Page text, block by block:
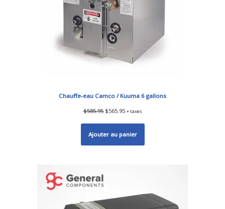
Chauffe-eau Camco / Kuuma 6 gallons
$585.95 $565.95 + taxes
Ajouter au panier